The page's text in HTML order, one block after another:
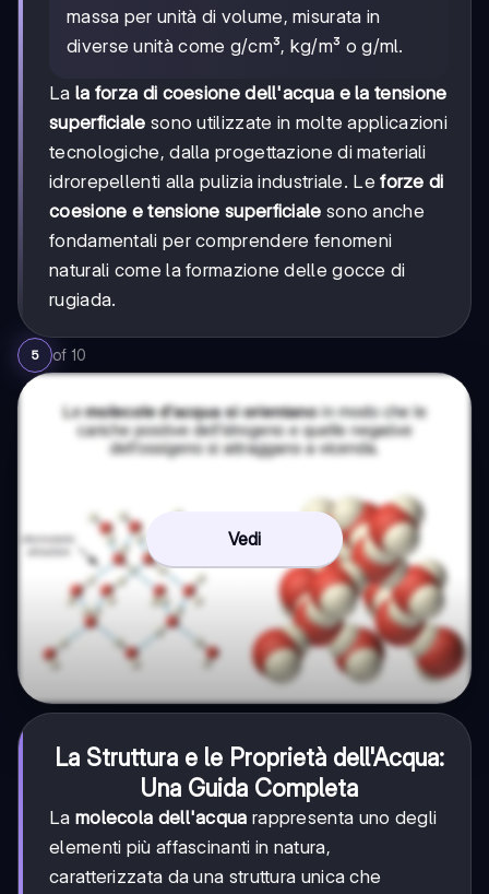
massa per unità di volume, misurata in
diverse unità come g/cm³, kg/m³ o g/ml.
La la forza di coesione dell'acqua e la tensione
superficiale sono utilizzate in molte applicazioni
tecnologiche, dalla progettazione di materiali
idrorepellenti alla pulizia industriale. Leforze di
coesione e tensione superficiale sono anche
fondamentali per comprendere fenomeni
naturali come la formazione delle gocce di
rugiada.
5 of 10
Vedi
La Struttura e le Proprietà dell'Acqua:
Una Guida Completa
La molecola dell'acqua rappresenta uno degli
elementi più affascinanti in natura,
caratterizzata da una struttura unica che